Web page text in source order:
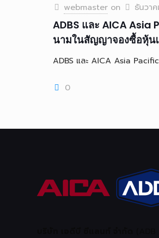
webmaster on ธันวา
ADBS และ AICA Asia
นามในสัญญาจองซื้อหุ้น
ADBS และ AICA Asia Pacific
0